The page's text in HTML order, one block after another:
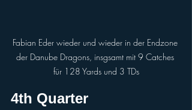
Fabian Eder wieder und wieder in der Endzone
der Danube Dragons, insgsamt mit 9 Catches
für 128 Yards und 3 TDs
4th Quarter